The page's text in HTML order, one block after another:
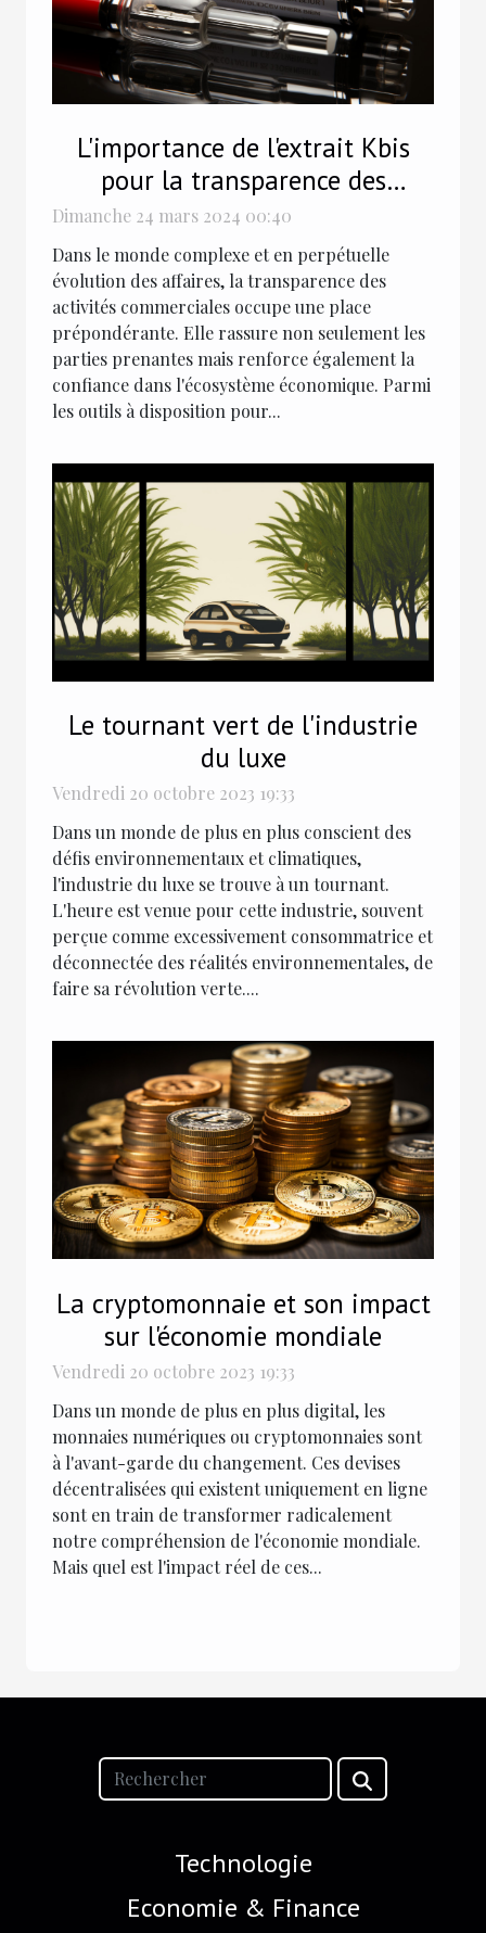
L'importance de l'extrait Kbis
pour la transparence des
activités commerciales
Dimanche 24 mars 2024 00:40
Dans le monde complexe et en perpétuelle
évolution des affaires, la transparence des
activités commerciales occupe une place
prépondérante. Elle rassure non seulement les
parties prenantes mais renforce également la
confiance dans l'écosystème économique. Parmi
les outils à disposition pour...
Le tournant vert de l'industrie
du luxe
Vendredi 20 octobre 2023 19:33
Dans un monde de plus en plus conscient des
défis environnementaux et climatiques,
l'industrie du luxe se trouve à un tournant.
L'heure est venue pour cette industrie, souvent
perçue comme excessivement consommatrice et
déconnectée des réalités environnementales, de
faire sa révolution verte....
La cryptomonnaie et son impact
sur l'économie mondiale
Vendredi 20 octobre 2023 19:33
Dans un monde de plus en plus digital, les
monnaies numériques ou cryptomonnaies sont
à l'avant-garde du changement. Ces devises
décentralisées qui existent uniquement en ligne
sont en train de transformer radicalement
notre compréhension de l'économie mondiale.
Mais quel est l'impact réel de ces...
Technologie
Economie & Finance